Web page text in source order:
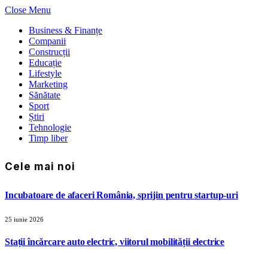
Close Menu
Business & Finanțe
Companii
Construcții
Educație
Lifestyle
Marketing
Sănătate
Sport
Știri
Tehnologie
Timp liber
Cele mai noi
Incubatoare de afaceri România, sprijin pentru startup-uri
25 iunie 2026
Stații încărcare auto electric, viitorul mobilității electrice